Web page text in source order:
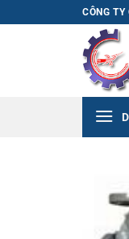
qua
CÔNG